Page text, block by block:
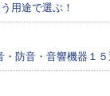
用途で選ぶ！
・防音・音響機器１